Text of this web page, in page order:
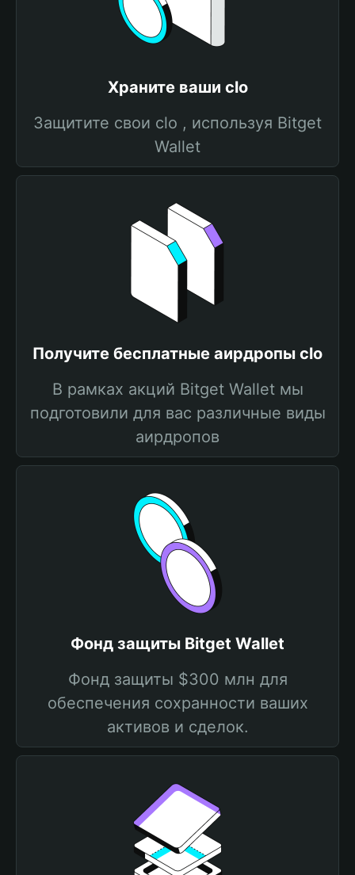
Храните ваши clo
Защитите свои clo , используя Bitget
Wallet
Получите бесплатные аирдропы clo
В рамках акций Bitget Wallet мы
подготовили для вас различные виды
аирдропов
Фонд защиты Bitget Wallet
Фонд защиты $300 млн для
обеспечения сохранности ваших
активов и сделок.